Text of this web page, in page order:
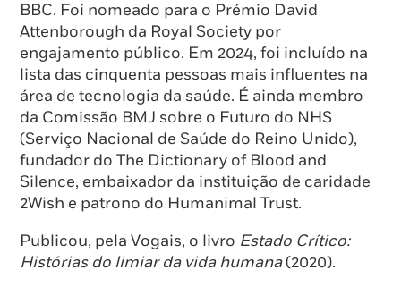
BBC. Foi nomeado para o Prémio David
Attenborough da Royal Society por
engajamento público. Em 2024, foi incluído na
lista das cinquenta pessoas mais influentes na
área de tecnologia da saúde. É ainda membro
da Comissão BMJ sobre o Futuro do NHS
(Serviço Nacional de Saúde do Reino Unido),
fundador do The Dictionary of Blood and
Silence, embaixador da instituição de caridade
2Wish e patrono do Humanimal Trust.
Publicou, pela Vogais, o livro Estado Crítico:
Histórias do limiar da vida humana(2020).